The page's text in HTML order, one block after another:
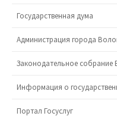
Государственная дума
Администрация города
Законодательное собрание
Информация о
Портал Госуслуг